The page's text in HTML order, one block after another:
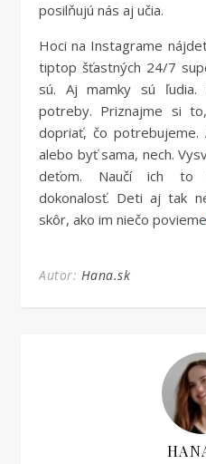
posilňujú nás aj učia.
Hoci na Instagrame
tiptop šťastných 24/7
sú. Aj mamky sú ľudia.
potreby. Priznajme si
dopriať, čo
alebo byť sama, nech.
deťom. Naučí ich to
dokonalosť. Deti aj tak
skôr, ako im niečo
Autor: Hana.sk